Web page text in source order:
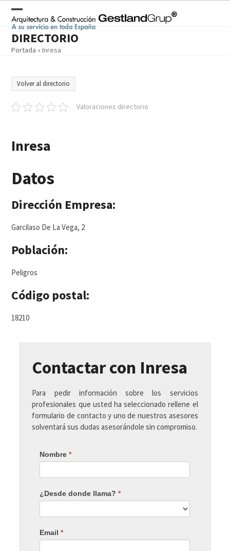
contentOpen
mobile
menu
Close
mobile
menu
DIRECTORIO
Portada »Inresa
Volver al directorio
Valoraciones directorio
Inresa
Datos
Dirección Empresa:
Garcilaso De La Vega, 2
Población:
Peligros
Código postal:
18210
Contactar con Inresa
Para pedir información sobre los servicios
profesionales que usted ha seleccionado rellene el
formulario de contacto y uno de nuestros asesores
solventará sus dudas asesorándole sin compromiso.
Nombre*
¿Desde donde llama?*
Email*